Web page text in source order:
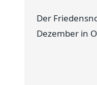
Der
Dezember in